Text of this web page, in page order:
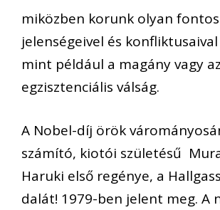
miközben korunk olyan fontos
jelenségeivel és
mint például a magány vagy az
egzisztenciális válság.
A Nobel-díj örök
számító, kiotói születésű
Haruki első regénye, a
dalát! 1979-ben jelent meg. A